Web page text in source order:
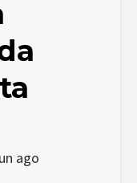
ago